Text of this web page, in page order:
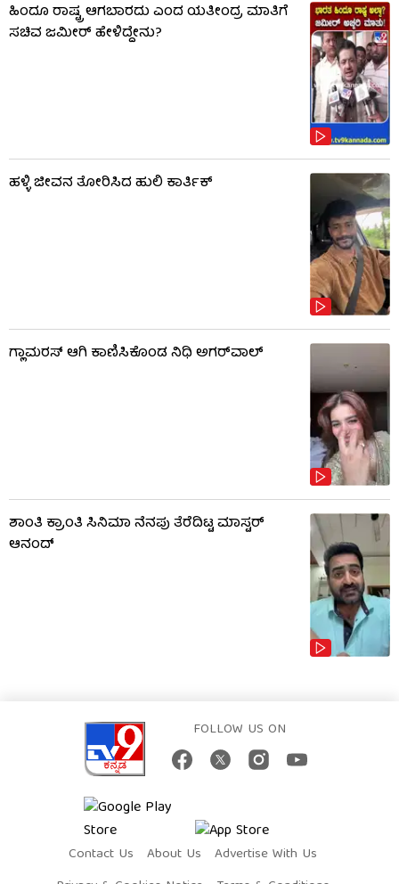
ಹಿಂದೂ ರಾಷ್ಟ್ರ ಆಗಬಾರದು ಎಂದ ಯತೀಂದ್ರ ಮಾತಿಗೆ
ಸಚಿವ ಜಮೀರ್ ಹೇಳಿದ್ದೇನು?
ಹಳ್ಳಿ ಜೀವನ ತೋರಿಸಿದ ಹುಲಿ ಕಾರ್ತಿಕ್
ಗ್ಲಾಮರಸ್ ಆಗಿ ಕಾಣಿಸಿಕೊಂಡ ನಿಧಿ ಅಗರ್​​ವಾಲ್
ಶಾಂತಿ ಕ್ರಾಂತಿ ಸಿನಿಮಾ ನೆನಪು ತೆರೆದಿಟ್ಟ ಮಾಸ್ಟರ್
ಆನಂದ್
FOLLOW US ON
Contact Us About Us
Advertise With Us